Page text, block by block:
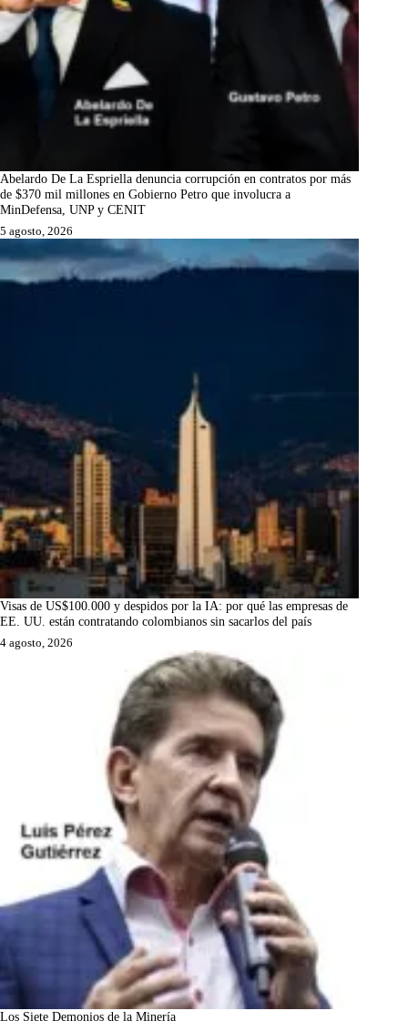
Abelardo De La Espriella denuncia corrupción en contratos por más
de $370 mil millones en Gobierno Petro que involucra a
MinDefensa, UNP y CENIT
5 agosto, 2026
Visas de US$100.000 y despidos por la IA: por qué las empresas de
EE. UU. están contratando colombianos sin sacarlos del país
4 agosto, 2026
Los Siete Demonios de la Minería